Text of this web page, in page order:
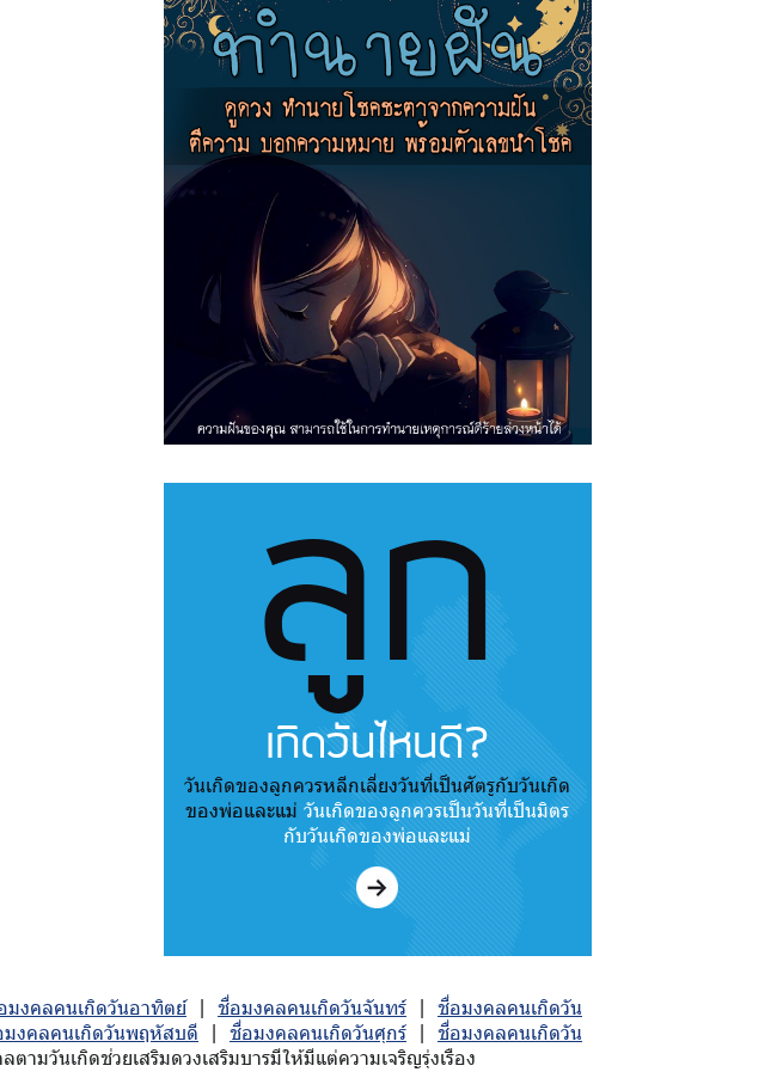
ลูก
เกิดวันไหนดี?
วันเกิดของลูกควรหลีกเลี่ยงวันที่เป็นศัตรูกับวันเกิด
ของพ่อและแม่ วันเกิดของลูกควรเป็นวันที่เป็นมิตร
กับวันเกิดของพ่อและแม่
มงคลคนเกิดวันอาทิตย์| ชื่อมงคลคนเกิดวันจันทร์ | ชื่อมงคลคนเกิดวัน
งคลคนเกิดวันพฤหัสบดี | ชื่อมงคลคนเกิดวันศุกร์ | ชื่อมงคลคนเกิดวัน
มวันเกิดช่วยเสริมดวงเสริมบารมีให้มีแต่ความเจริญรุ่งเรือง